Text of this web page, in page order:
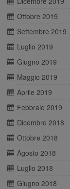
Ottobre 2019
Settembre 2019
Luglio 2019
Giugno 2019
Maggio 2019
Aprile 2019
Febbraio 2019
Dicembre 2018
Ottobre 2018
Agosto 2018
Luglio 2018
Giugno 2018